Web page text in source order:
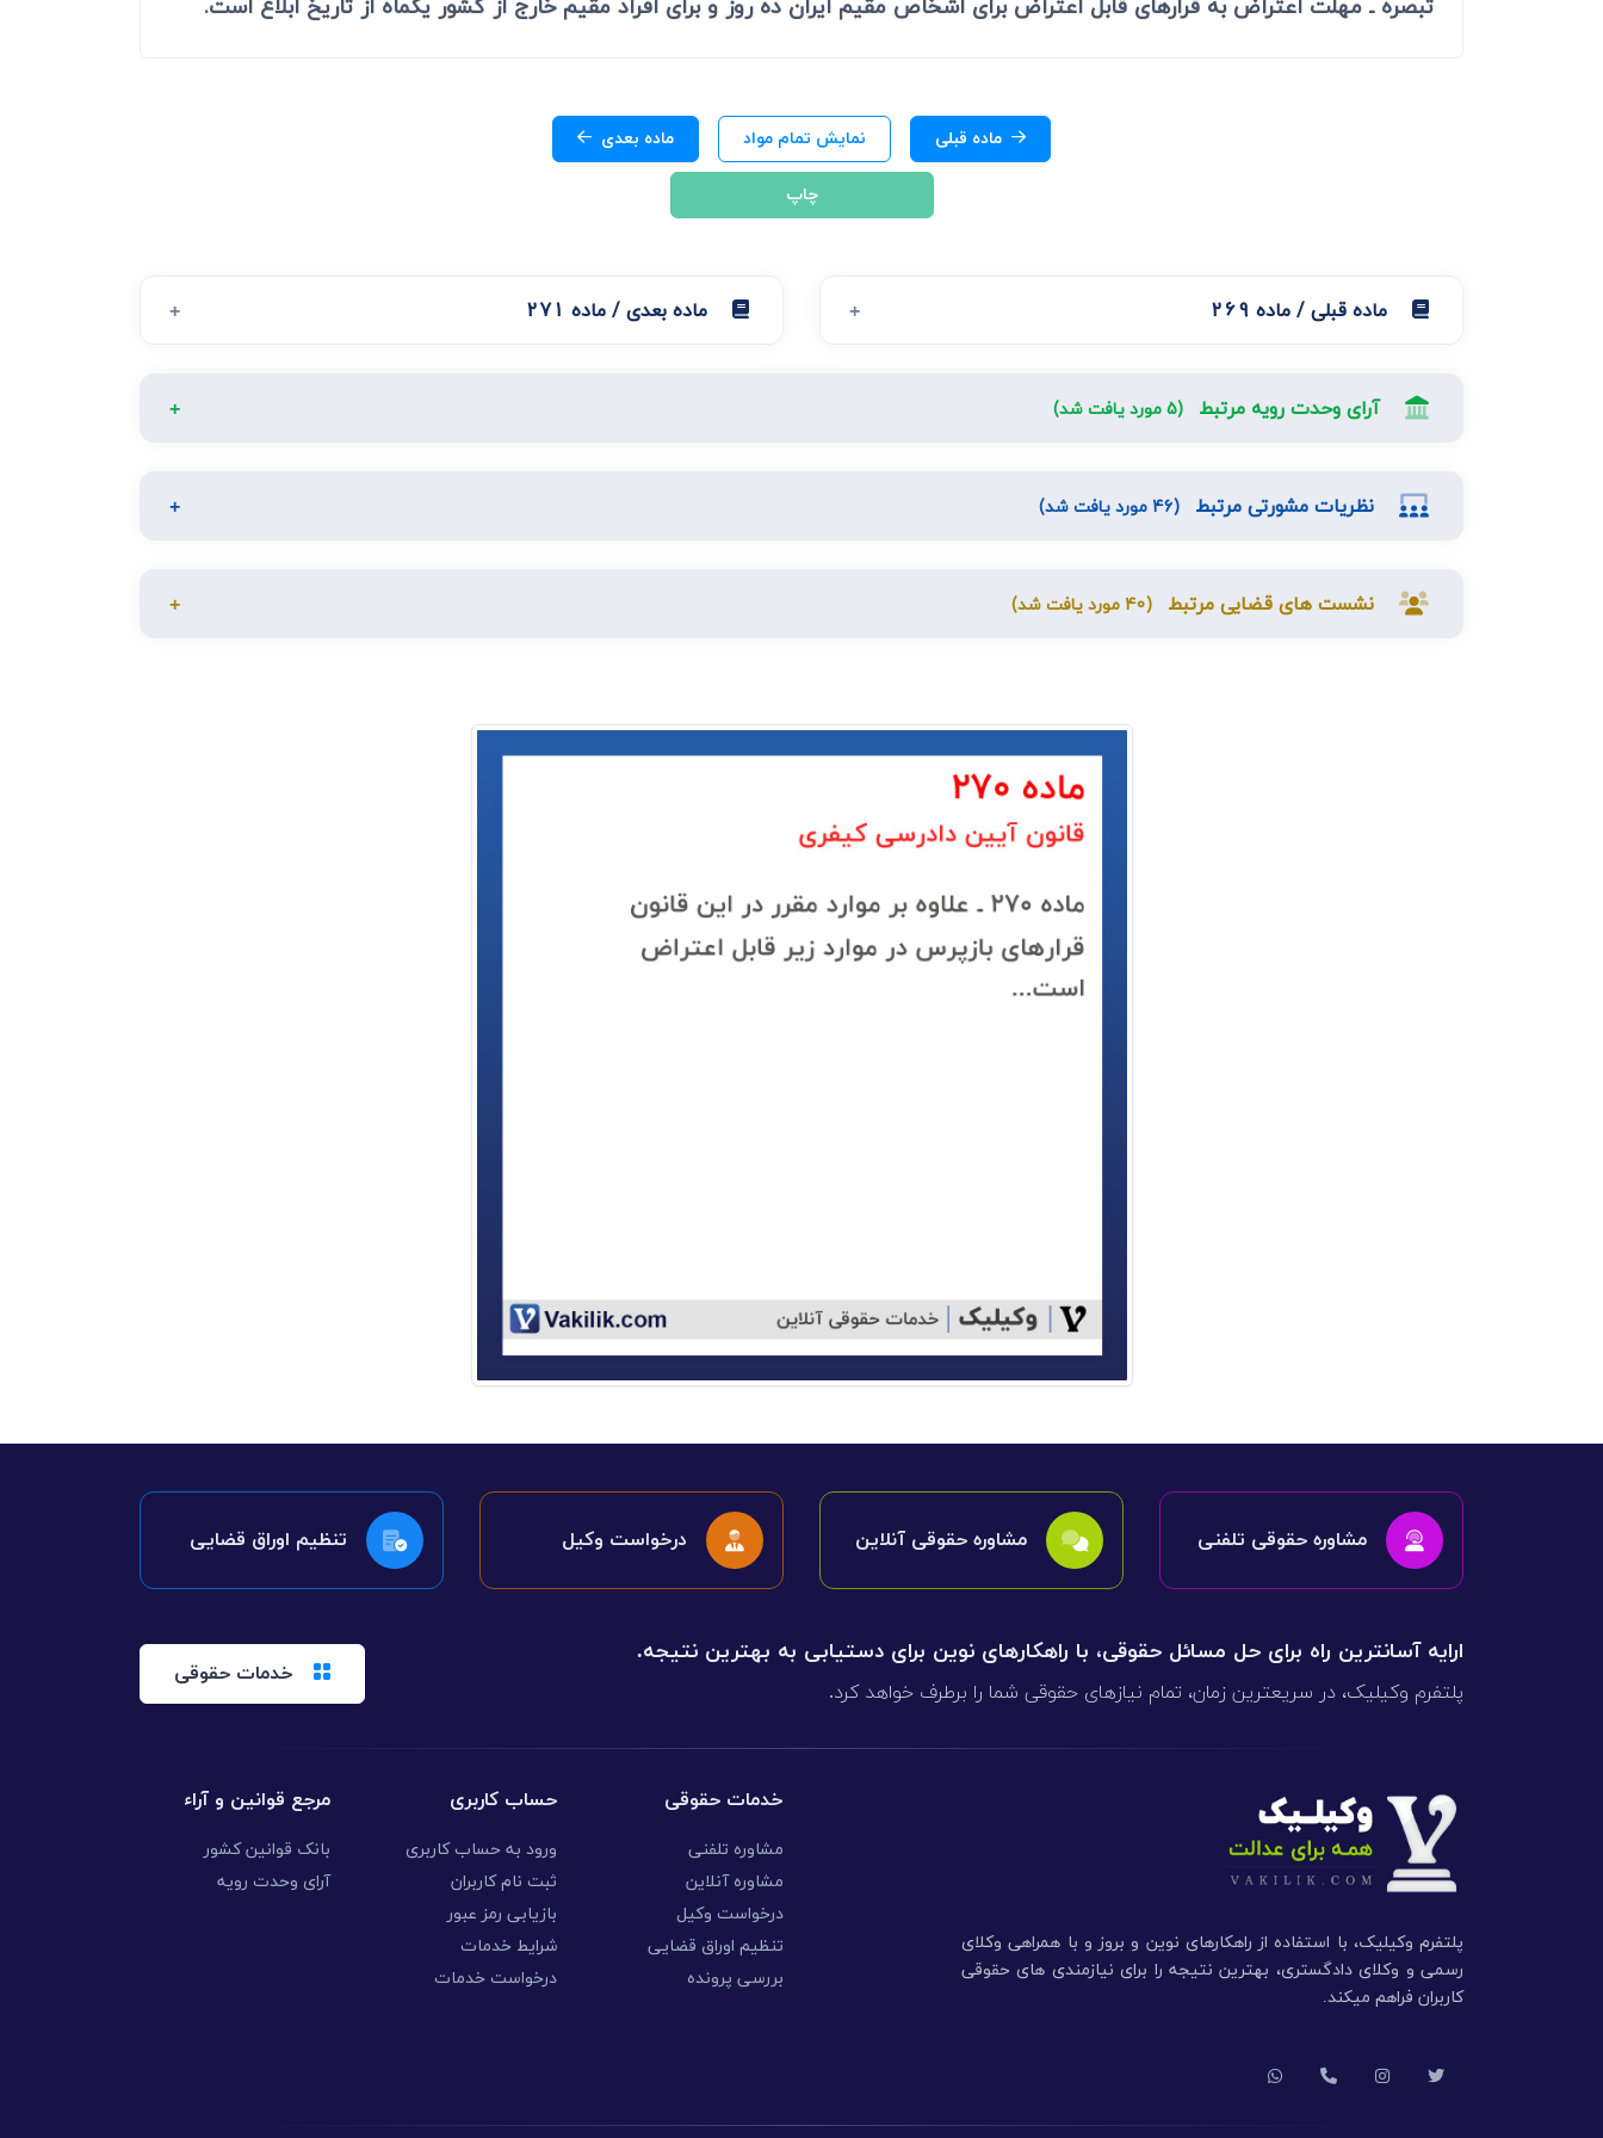
ماده بعدی نمایش تمام مواد ماده قبلی
چاپ
ماده قبلی / ماده 269 ماده بعدی / ماده 271
آرای وحدت رویه مرتبط (5 مورد یافت شد)
نظریات مشورتی مرتبط (46 مورد یافت شد)
نشست های قضایی مرتبط (40 مورد یافت شد)
مشاوره حقوقی تلفنی مشاوره حقوقی آنلاین درخواست وکیل تنظیم اوراق قضایی
ارایه آسانترین راه برای حل مسائل حقوقی، با راهکارهای نوین برای دستیابی به بهترین نتیجه.
پلتفرم وکیلیک، در سریعترین زمان، تمام نیازهای حقوقی شما را برطرف خواهد کرد.
خدمات حقوقی
پلتفرم وکیلیک، با استفاده از راهکارهای نوین و بروز و با همراهی وکلای
رسمی و وکلای دادگستری، بهترین نتیجه را برای نیازمندی های حقوقی
کاربران فراهم میکند.
خدمات حقوقی
مشاوره تلفنی
مشاوره آنلاین
درخواست وکیل
تنظیم اوراق قضایی
بررسی پرونده
حساب کاربری
ورود به حساب کاربری
ثبت نام کاربران
بازیابی رمز عبور
شرایط خدمات
درخواست خدمات
مرجع قوانین و آراء
بانک قوانین کشور
آرای وحدت رویه